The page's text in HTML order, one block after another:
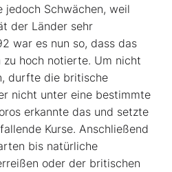
jedoch Schwächen, weil
der Länder sehr
war es nun so, dass das
hoch notierte. Um nicht
durfte die britische
nicht unter eine bestimmte
erkannte das und setzte
Kurse. Anschließend
bis natürliche
oder der britischen